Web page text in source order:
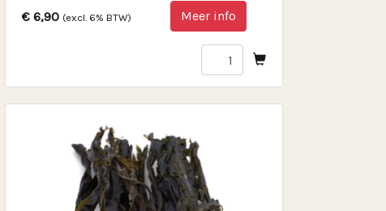
€ 6,90 (excl. 6% BTW) Meer info